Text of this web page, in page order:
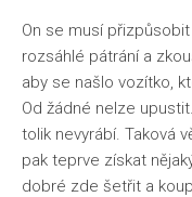
On se musí
rozsáhlé pátrání a
aby se našlo vozítko,
Od žádné nelze
tolik nevyrábí. Taková
pak teprve získat
dobré zde šetřit a